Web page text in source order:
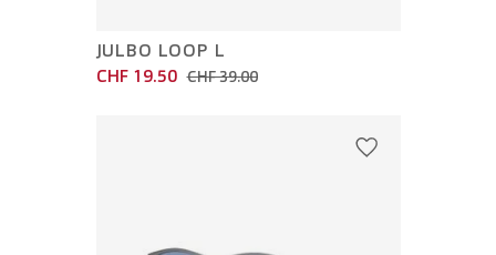
JULBO LOOP L
CHF 19.50 CHF 39.00